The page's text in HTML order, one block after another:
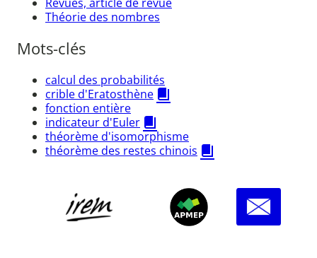
Théorie des nombres
Mots-clés
calcul des probabilités
crible d'Eratosthène
fonction entière
indicateur d'Euler
théorème d'isomorphisme
théorème des restes chinois